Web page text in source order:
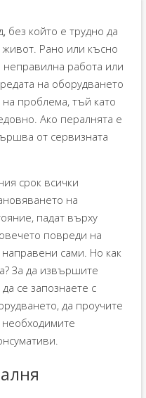
без който е трудно да
Рано или късно
неправилна работа или
на оборудването
проблема, тъй като
Ако пералнята е
от сервизната
срок всички
на
падат върху
повреди на
направени сами. Но как
За да извършите
се запознаете с
да проучите
необходимите